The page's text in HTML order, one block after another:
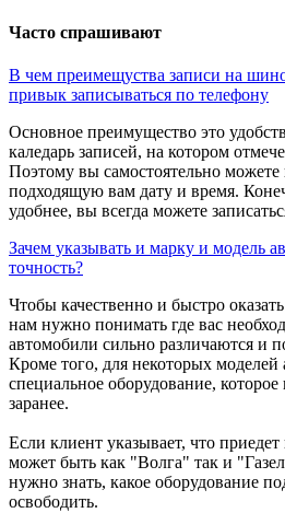
Часто спрашивают
В чем преимещуства записи на
привык записываться по телефону
Основное преимущество это
каледарь записей, на котором
Поэтому вы самостоятельно
подходящую вам дату и время.
удобнее, вы всегда можете
Зачем указывать и марку и модель
точность?
Чтобы качественно и быстро
нам нужно понимать где вас
автомобили сильно различаются и
Кроме того, для некоторых моделей
специальное оборудование,
заранее.
Если клиент указывает, что
может быть как "Волга" так и
нужно знать, какое оборудование
освободить.